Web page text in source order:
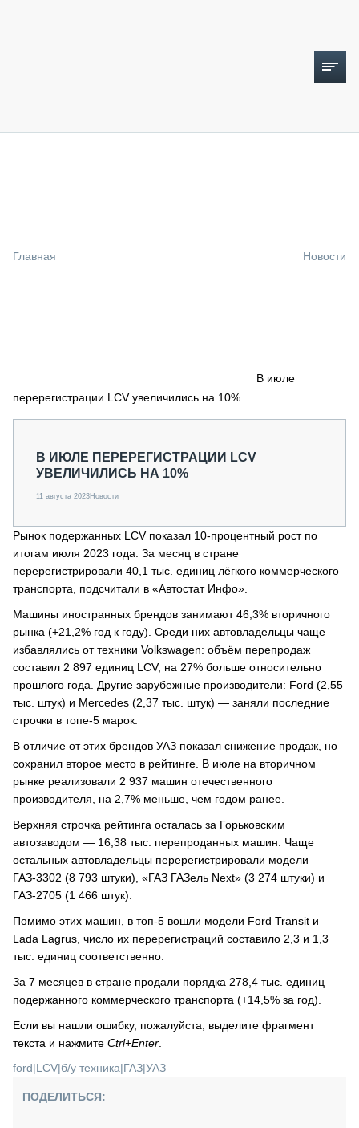
СПЕЦПРОЕКТЫ
О ПРОЕКТЕ
Главная Новости
В июле
перерегистрации LCV увеличились на 10%
В ИЮЛЕ ПЕРЕРЕГИСТРАЦИИ LCV
УВЕЛИЧИЛИСЬ НА 10%
11 августа 2023Новости
Рынок подержанных LCV показал 10-процентный рост по
итогам июля 2023 года. За месяц в стране
перерегистрировали 40,1 тыс. единиц лёгкого коммерческого
транспорта, подсчитали в «Автостат Инфо».
Машины иностранных брендов занимают 46,3% вторичного
рынка (+21,2% год к году). Среди них автовладельцы чаще
избавлялись от техники Volkswagen: объём перепродаж
составил 2 897 единиц LCV, на 27% больше относительно
прошлого года. Другие зарубежные производители: Ford (2,55
тыс. штук) и Mercedes (2,37 тыс. штук) — заняли последние
строчки в топе-5 марок.
В отличие от этих брендов УАЗ показал снижение продаж, но
сохранил второе место в рейтинге. В июле на вторичном
рынке реализовали 2 937 машин отечественного
производителя, на 2,7% меньше, чем годом ранее.
Верхняя строчка рейтинга осталась за Горьковским
автозаводом — 16,38 тыс. перепроданных машин. Чаще
остальных автовладельцы перерегистрировали модели
ГАЗ-3302 (8 793 штуки), «ГАЗ ГАЗель Next» (3 274 штуки) и
ГАЗ-2705 (1 466 штук).
Помимо этих машин, в топ-5 вошли модели Ford Transit и
Lada Lagrus, число их перерегистраций составило 2,3 и 1,3
тыс. единиц соответственно.
За 7 месяцев в стране продали порядка 278,4 тыс. единиц
подержанного коммерческого транспорта (+14,5% за год).
Если вы нашли ошибку, пожалуйста, выделите фрагмент
текста и нажмите Ctrl+Enter
ford|LCV|б/у техника|ГАЗ|УАЗ
ПОДЕЛИТЬСЯ: